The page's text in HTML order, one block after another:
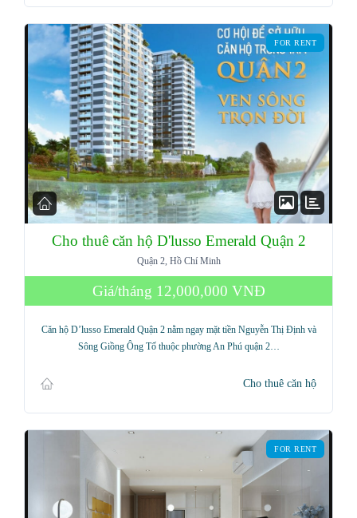
FOR RENT
Cho thuê căn hộ D'lusso Emerald Quận 2
Quận 2, Hồ Chí Minh
Giá/tháng 12,000,000 VNĐ
Căn hộ D’lusso Emerald Quận 2 nằm ngay mặt tiền Nguyễn Thị Định và
Sông Giồng Ông Tố thuộc phường An Phú quận 2…
Cho thuê căn hộ
FOR RENT
Log in
Don't have an account?Sign Up
Username
Lost your password?